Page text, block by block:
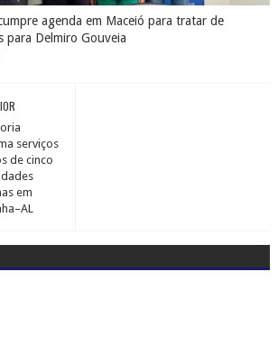
agenda em Maceió para tratar de
para Delmiro Gouveia
serviços
de cinco
em